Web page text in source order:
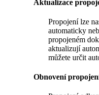
Aktualizace
Propojení lze
automaticky
propojeném
aktualizují
můžete určit
Obnovení